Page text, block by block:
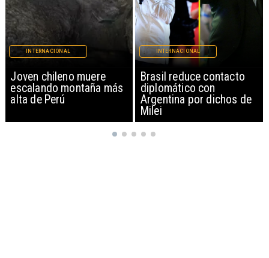
Brasil reduce contacto
diplomático con
Argentina por dichos de
INTERNACIONAL
China restringe
exportación de drones a
EEUU y sanciona
empresas
INTERNACIONAL